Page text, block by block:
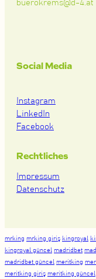
buerokrems@d-4.at
Social Media
Instagram
LinkedIn
Facebook
Rechtliches
Impressum
Datenschutz
mrking mrking giriş kingroyal
kingroyal güncel madridbet
madridbet güncel meritking
meritking giriş meritking güncel